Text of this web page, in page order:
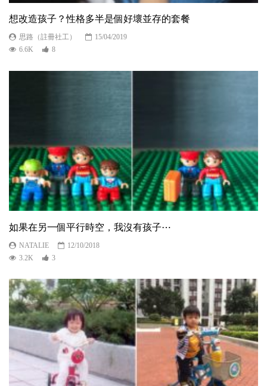
想改造孩子？性格多半是個好壞並存的套餐
思路（註冊社工）
15/04/2019
6.6K
8
如果在另一個平行時空，我沒有孩子⋯
NATALIE
12/10/2018
3.2K
3